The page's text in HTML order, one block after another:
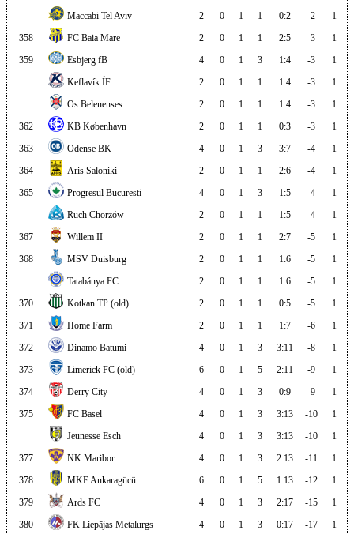
Maccabi Tel Aviv
2 0 1 1 0:2 -2
1
358
FC Baia Mare 2 0 1 1 2:5 -3
1
359
Esbjerg fB 4 0 1 3 1:4 -3
1
Keflavík ÍF
2 0 1 1 1:4 -3
1
Os Belenenses
2 0 1 1 1:4 -3
1
362
KB København 2 0 1 1 0:3 -3
1
363
Odense BK 4 0 1 3 3:7 -4
1
364
Aris Saloniki 2 0 1 1 2:6 -4
1
365
Progresul Bucuresti 4 0 1 3 1:5 -4
1
Ruch Chorzów
2 0 1 1 1:5 -4
1
367
Willem II 2 0 1 1 2:7 -5
1
368
MSV Duisburg 2 0 1 1 1:6 -5
1
Tatabánya FC
2 0 1 1 1:6 -5
1
370
Kotkan TP (old) 2 0 1 1 0:5 -5
1
371
Home Farm 2 0 1 1 1:7 -6
1
372
Dinamo Batumi 4 0 1 3 3:11 -8
1
373
Limerick FC (old) 6 0 1 5 2:11 -9
1
374
Derry City 4 0 1 3 0:9 -9
1
375
FC Basel 4 0 1 3 3:13 -10
1
Jeunesse Esch
4 0 1 3 3:13 -10
1
377
NK Maribor 4 0 1 3 2:13 -11
1
378
MKE Ankaragücü 6 0 1 5 1:13 -12
1
379
Ards FC 4 0 1 3 2:17 -15
1
380
FK Liepājas Metalurgs 4 0 1 3 0:17 -17 1